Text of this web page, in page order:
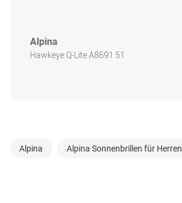
Alpina
Hawkeye Q-Lite A8691 51
Alpina Alpina Sonnenbrillen für Herren